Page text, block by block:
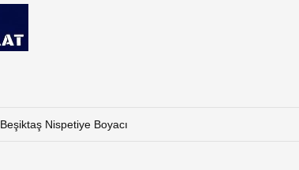
Beşiktaş Nispetiye Boyacı